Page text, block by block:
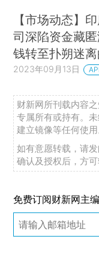
【市场动态】
司深陷资金藏
钱转至扑朔迷
2023年09月13日
财新网所刊载内容
专属所有或持有。
建立镜像等任何使用
如有意愿转载，请
确认及授权后，方可
免费订阅财新网主